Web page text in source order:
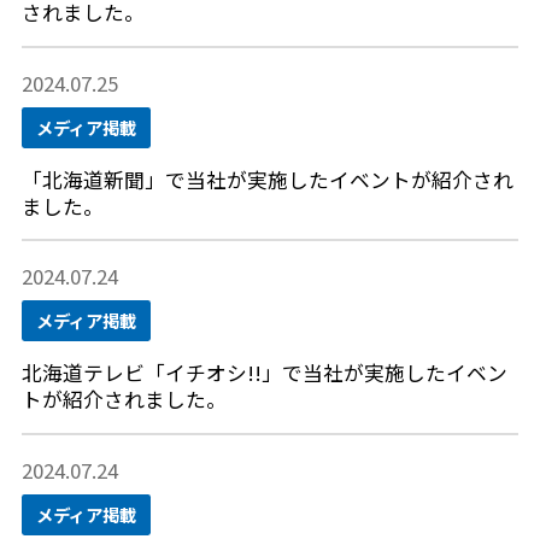
されました。
2024.07.25
メディア掲載
「北海道新聞」で当社が実施したイベントが紹介され
ました。
2024.07.24
メディア掲載
北海道テレビ「イチオシ!!」で当社が実施したイベン
トが紹介されました。
2024.07.24
メディア掲載